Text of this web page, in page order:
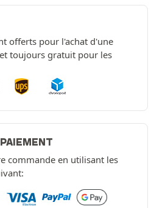
offerts pour l'achat d'une
toujours gratuit pour les
commande en utilisant les